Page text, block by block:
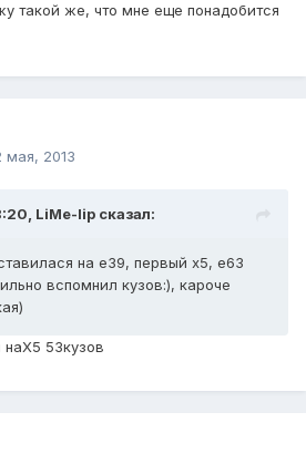
такой же, что мне еще понадобится
мая, 2013
LiMe-lip сказал:
на е39, первый х5, е63
вспомнил кузов:), кароче
53кузов